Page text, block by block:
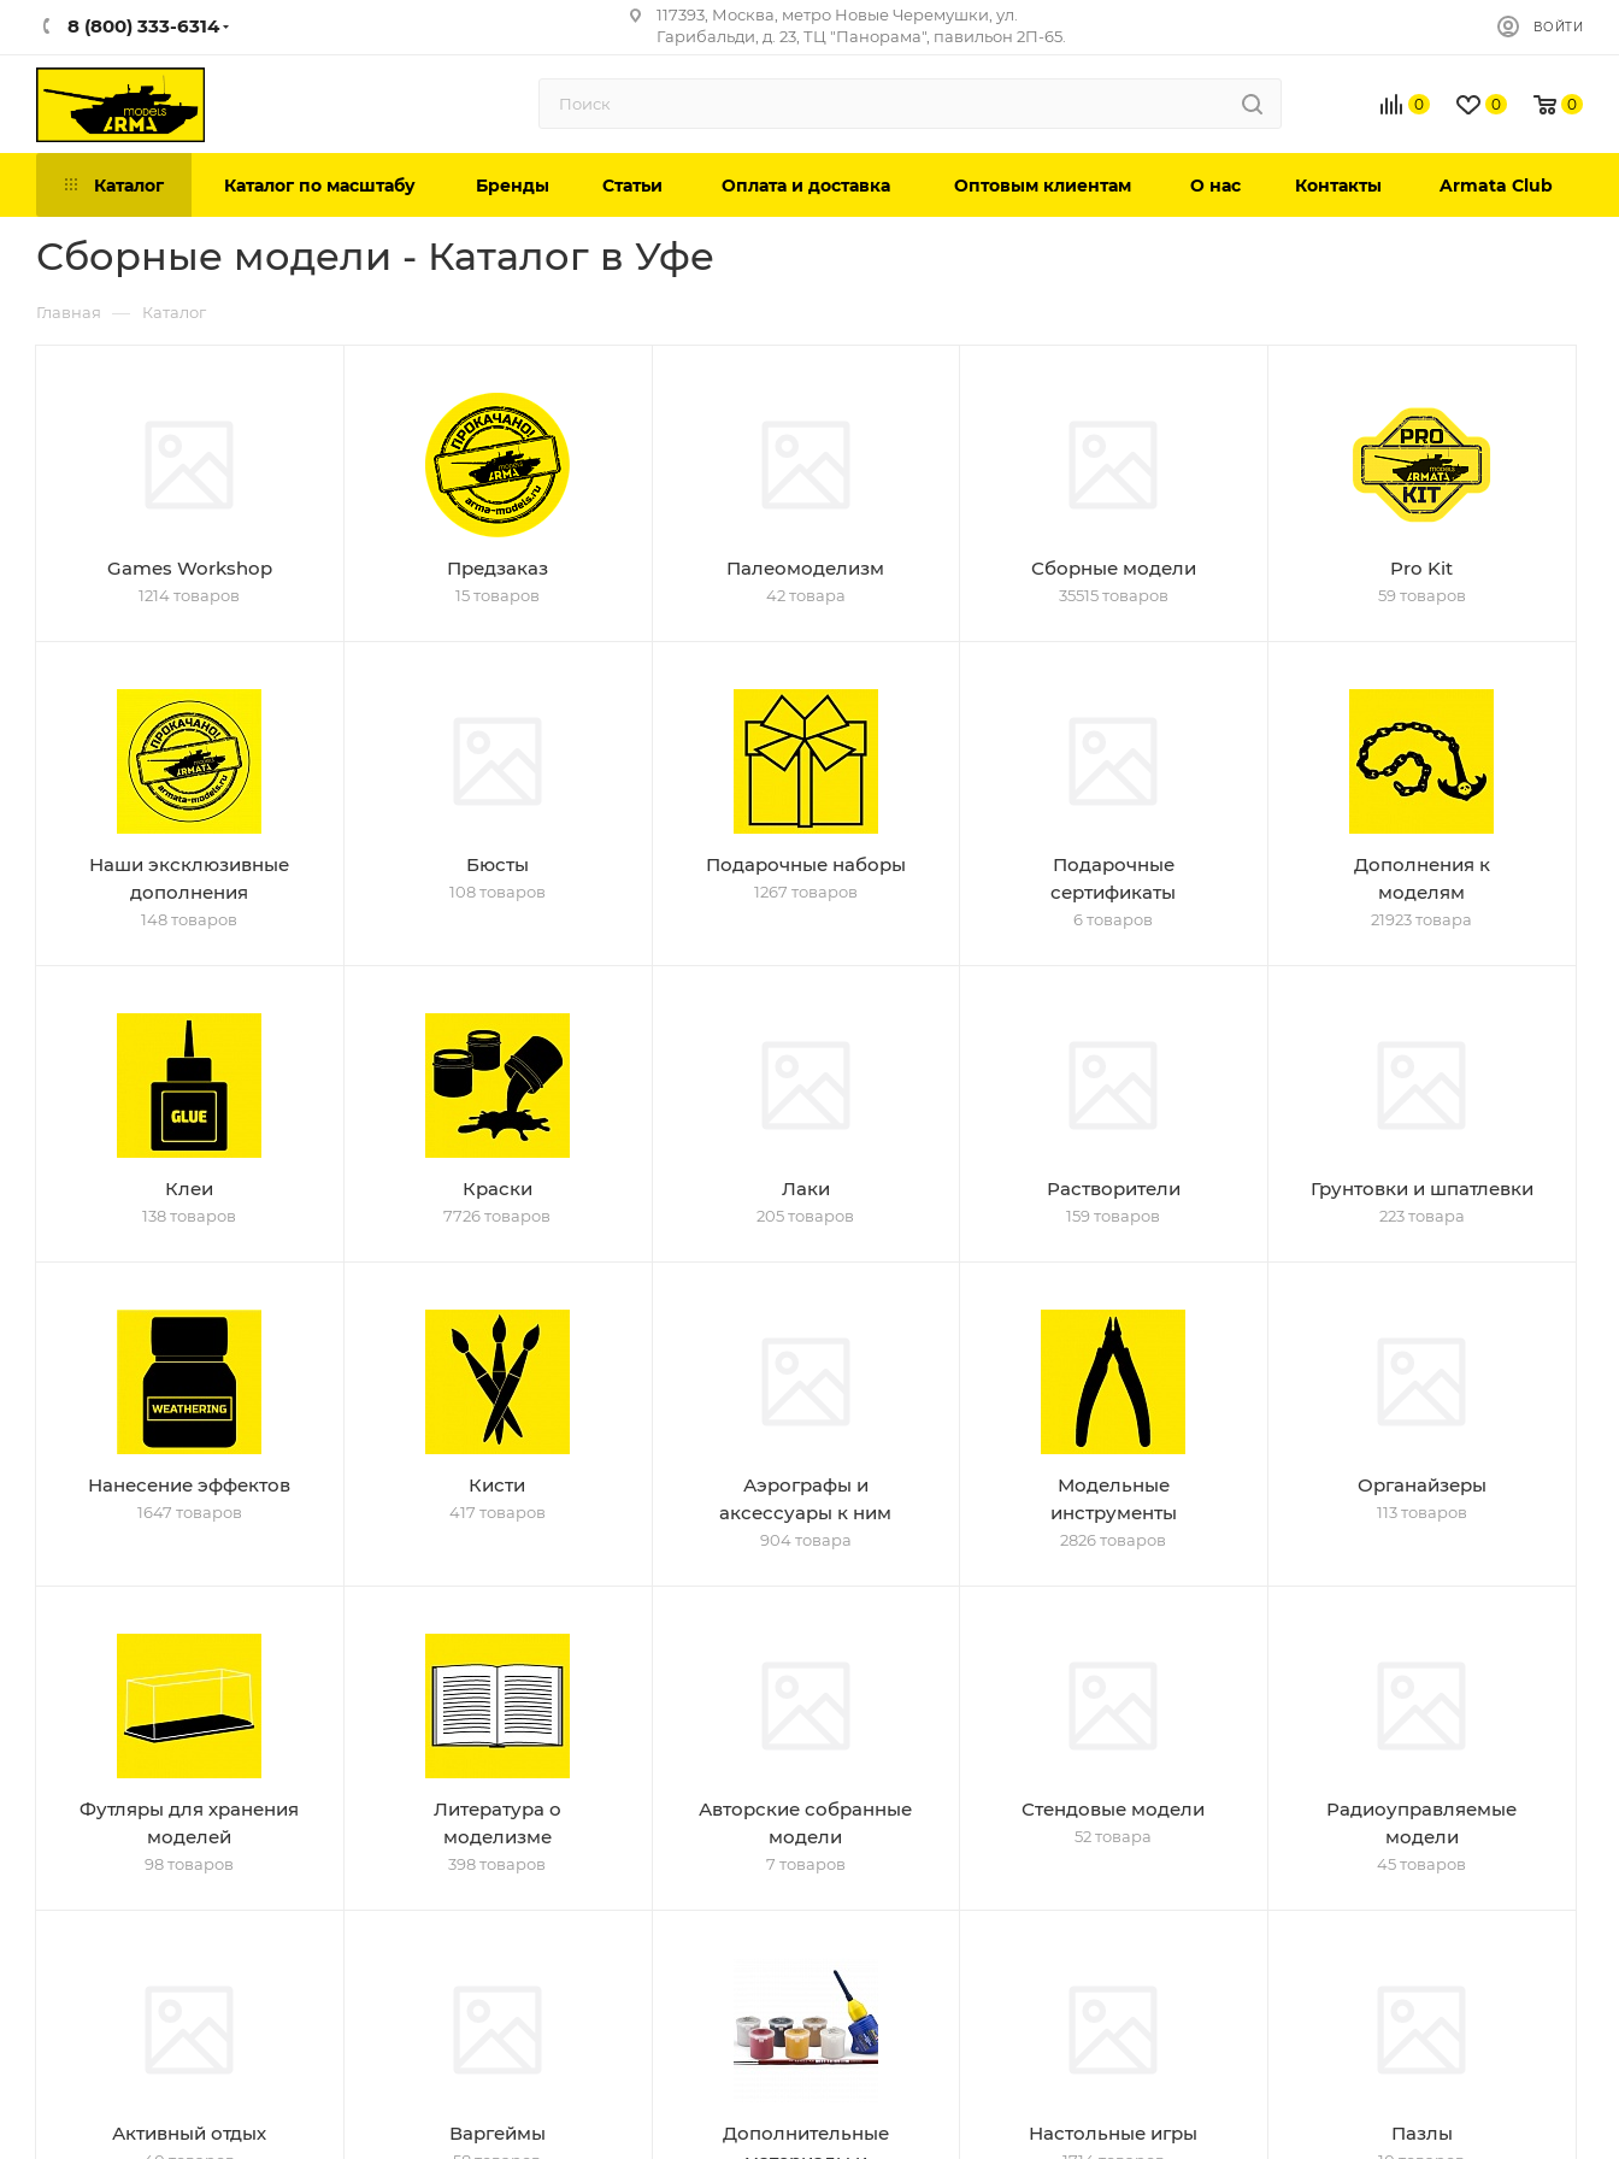
8 (800) 333-6314
117393, Москва, метро Новые Черемушки, ул.
Гарибальди, д. 23, ТЦ "Панорама", павильон 2П-65.
ВОЙТИ
0 0 0
Каталог Каталог по масштабу Бренды Статьи Оплата и доставка Оптовым клиентам О нас Контакты Armata Club
Сборные модели - Каталог в Уфе
Главная — Каталог
Games Workshop
1214 товаров
Предзаказ
15 товаров
Палеомоделизм
42 товара
Сборные модели
35515 товаров
Pro Kit
59 товаров
Наши эксклюзивные
дополнения
148 товаров
Бюсты
108 товаров
Подарочные наборы
1267 товаров
Подарочные
сертификаты
6 товаров
Дополнения к
моделям
21923 товара
Клеи
138 товаров
Краски
7726 товаров
Лаки
205 товаров
Растворители
159 товаров
Грунтовки и шпатлевки
223 товара
Нанесение эффектов
1647 товаров
Кисти
417 товаров
Аэрографы и
аксессуары к ним
904 товара
Модельные
инструменты
2826 товаров
Органайзеры
113 товаров
Футляры для хранения
моделей
98 товаров
Литература о
моделизме
398 товаров
Авторские собранные
модели
7 товаров
Стендовые модели
52 товара
Радиоуправляемые
модели
45 товаров
Активный отдых Варгеймы
Дополнительные
Настольные игры Пазлы